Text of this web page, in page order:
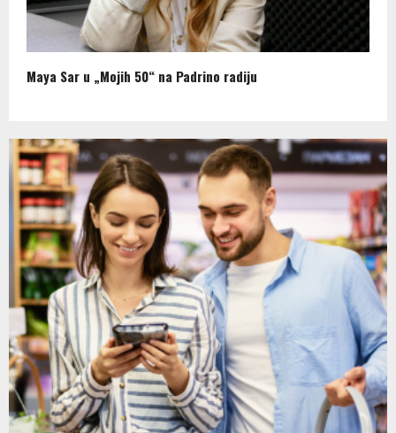
Maya Sar u „Mojih 50“ na Padrino radiju